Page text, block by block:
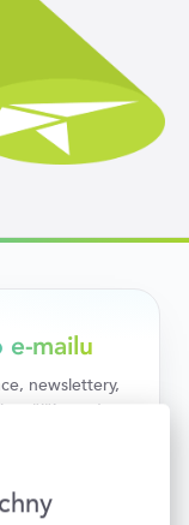
e-mailu
newslettery,
trendy.